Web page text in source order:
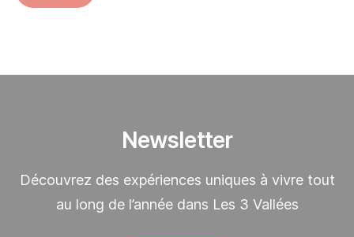
Newsletter
Découvrez des expériences uniques à vivre tout
au long de l’année dans Les 3 Vallées